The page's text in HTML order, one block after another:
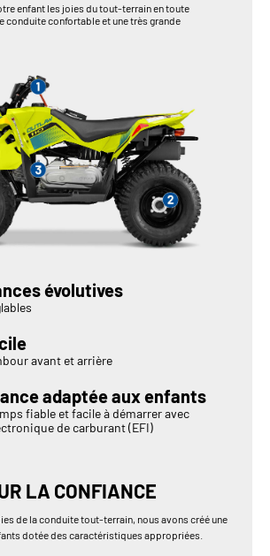
enfant les joies du tout-terrain en toute
conduite confortable et une très grande
évolutives
avant et arrière
adaptée aux enfants
fiable et facile à démarrer avec
de carburant (EFI)
LA CONFIANCE
de la conduite tout-terrain, nous avons créé une
dotée des caractéristiques appropriées.